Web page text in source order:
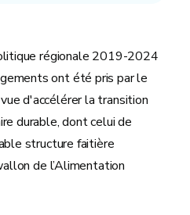
régionale 2019-2024
ont été pris par le
d'accélérer la transition
durable, dont celui de
structure faitière
de l’Alimentation